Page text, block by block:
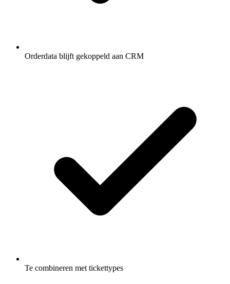
Orderdata blijft gekoppeld aan CRM
Te combineren met tickettypes